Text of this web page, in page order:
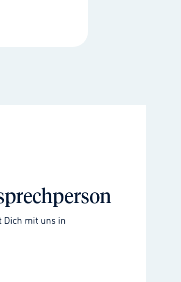
Dich mit uns in